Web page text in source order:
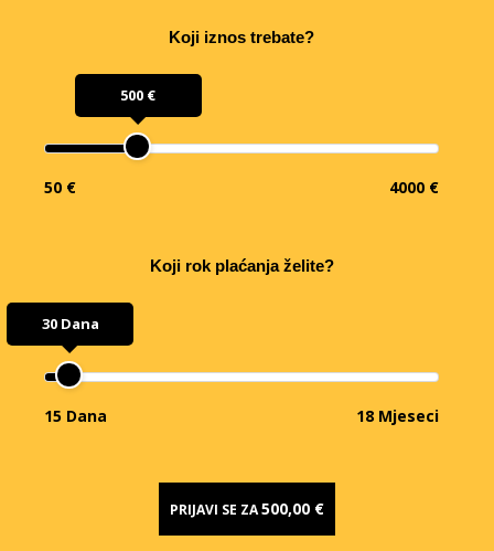
Koji iznos trebate?
500 €
50 € 4000 €
Koji rok plaćanja želite?
30 Dana
15 Dana 18 Mjeseci
PRIJAVI SE ZA500,00 €